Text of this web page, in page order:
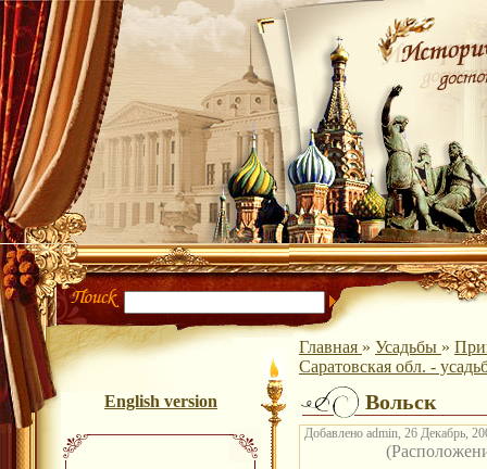
English version
Главная » Усадьбы »
Саратовская обл. -
Вольск
Добавлено admin, 26 Декабрь,